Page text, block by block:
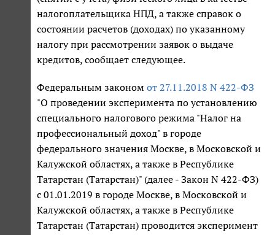
налогоплательщика НПД, а также справок о
состоянии расчетов (доходах) по указанному
налогу при рассмотрении заявок о выдаче
кредитов, сообщает следующее.
Федеральным законом от 27.11.2018 N 422-ФЗ
"О проведении эксперимента по установлению
специального налогового режима "Налог на
профессиональный доход" в городе
федерального значения Москве, в Московской и
Калужской областях, а также в Республике
Татарстан (Татарстан)" (далее - Закон N 422-ФЗ)
с 01.01.2019 в городе Москве, в Московской и
Калужской областях, а также в Республике
Татарстан (Татарстан) проводится эксперимент